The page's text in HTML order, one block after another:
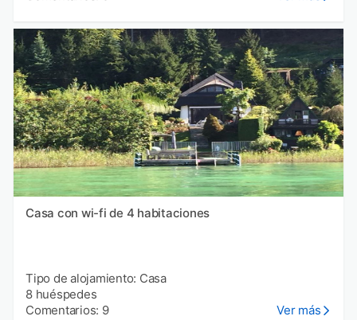
Casa con wi-fi de 4 habitaciones
Tipo de alojamiento: Casa
8 huéspedes
Comentarios: 9
Ver más